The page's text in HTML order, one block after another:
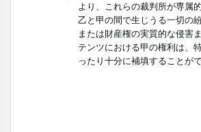
より、これらの裁判所が専属
乙と甲の間で生じうる一切の
または財産権の実質的な侵害
テンツにおける甲の権利は、
ったり十分に補填することが